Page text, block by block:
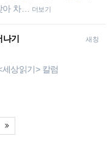
아 차…
더보기
새창
기
상읽기> 칼럼